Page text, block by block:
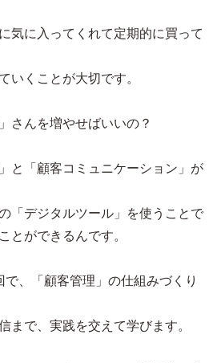
気に入ってくれて定期的に買って
いくことが大切です。
さんを増やせばいいの？
と「顧客コミュニケーション」が
「デジタルツール」を使うことで
とができるんです。
、「顧客管理」の仕組みづくり
まで、実践を交えて学びます。